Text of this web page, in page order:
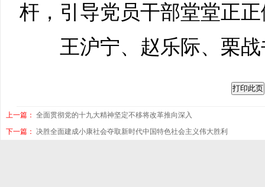
杆，引导党员干部堂堂正
王沪宁、赵乐际、栗战
上一篇： 全面贯彻党的十九大精神坚定不移将改革推向深入
下一篇： 决胜全面建成小康社会夺取新时代中国特色社会主义伟大胜利